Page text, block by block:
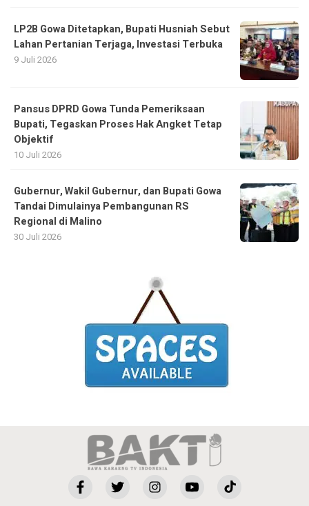
LP2B Gowa Ditetapkan, Bupati Husniah Sebut
Lahan Pertanian Terjaga, Investasi Terbuka
9 Juli 2026
Pansus DPRD Gowa Tunda Pemeriksaan
Bupati, Tegaskan Proses Hak Angket Tetap
Objektif
10 Juli 2026
Gubernur, Wakil Gubernur, dan Bupati Gowa
Tandai Dimulainya Pembangunan RS
Regional di Malino
30 Juli 2026